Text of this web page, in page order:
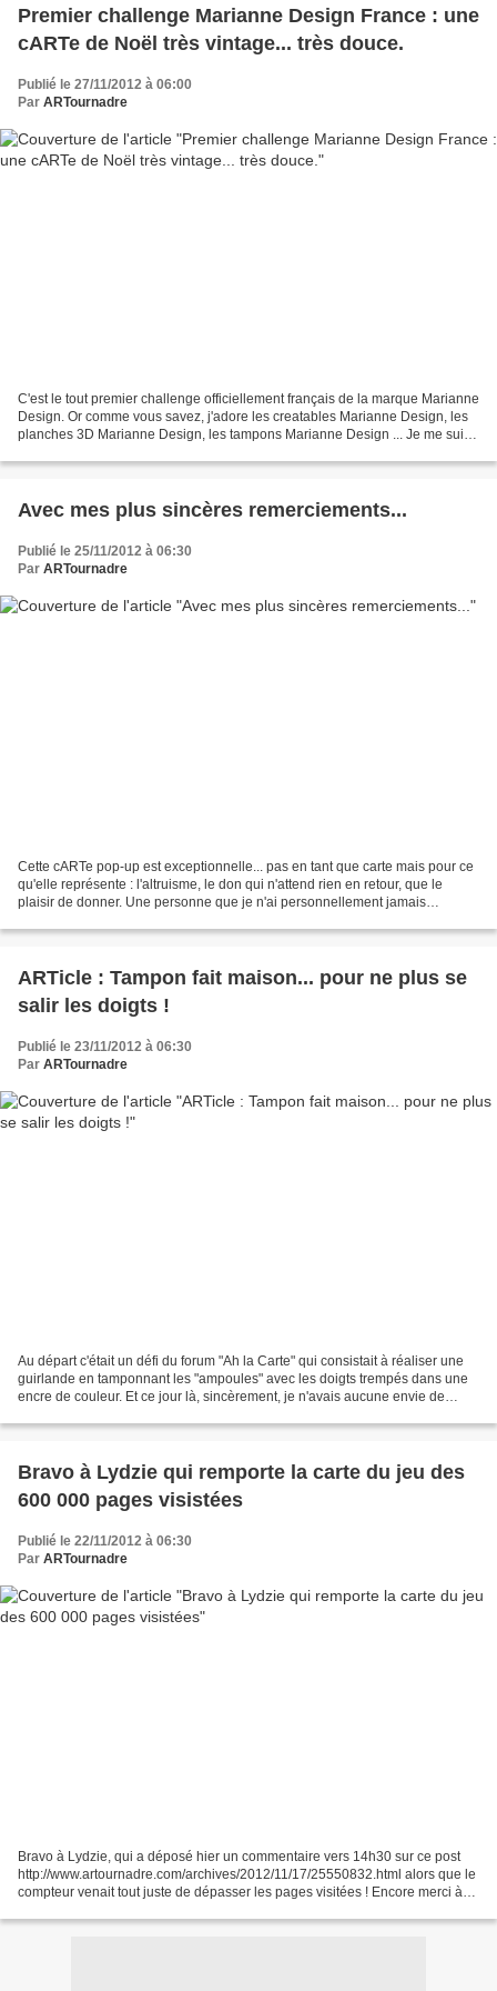
Premier challenge Marianne Design France : une
cARTe de Noël très vintage... très douce.
Publié le 27/11/2012 à 06:00
Par ARTournadre
C'est le tout premier challenge officiellement français de la marque Marianne
Design. Or comme vous savez, j'adore les creatables Marianne Design, les
planches 3D Marianne Design, les tampons Marianne Design ... Je me suis
Avec mes plus sincères remerciements...
Publié le 25/11/2012 à 06:30
Par ARTournadre
Cette cARTe pop-up est exceptionnelle... pas en tant que carte mais pour ce
qu'elle représente : l'altruisme, le don qui n'attend rien en retour, que le
plaisir de donner. Une personne que je n'ai personnellement jamais
ARTicle : Tampon fait maison... pour ne plus se
salir les doigts !
Publié le 23/11/2012 à 06:30
Par ARTournadre
Au départ c'était un défi du forum "Ah la Carte" qui consistait à réaliser une
guirlande en tamponnant les "ampoules" avec les doigts trempés dans une
encre de couleur. Et ce jour là, sincèrement, je n'avais aucune envie de
Bravo à Lydzie qui remporte la carte du jeu des
600 000 pages visistées
Publié le 22/11/2012 à 06:30
Par ARTournadre
Bravo à Lydzie, qui a déposé hier un commentaire vers 14h30 sur ce post
http://www.artournadre.com/archives/2012/11/17/25550832.html alors que le
compteur venait tout juste de dépasser les pages visitées ! Encore merci à